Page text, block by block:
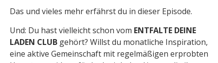
Das und vieles mehr erfährst du in dieser Episode.
Und: Du hast vielleicht schon vom ENTFALTE DEINE
LADEN CLUB gehört? Willst du monatliche Inspiration,
eine aktive Gemeinschaft mit regelmäßigen erprobten